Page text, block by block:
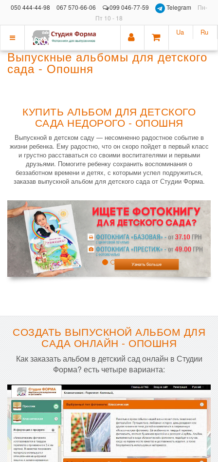
050 444-44-98 067 570-66-06 099 046-77-59 Telegram
Пн-
Пт 10 - 18
Показать
меню
Ua Ru
Выпускные альбомы для детского
сада - Опошня
КУПИТЬ АЛЬБОМ ДЛЯ ДЕТСКОГО
САДА НЕДОРОГО - ОПОШНЯ
Выпускной в детском саду — несомненно радостное событие в
жизни ребенка. Ему радостно, что он скоро пойдет в первый класс
и грустно расставаться со своими воспитателями и первыми
друзьями. Помогите ребенку сохранить воспоминания о
беззаботном времени и детях, с которыми успел подружиться,
заказав выпускной альбом для детского сада от Студии Форма.
СОЗДАТЬ ВЫПУСКНОЙ АЛЬБОМ ДЛЯ
САДА ОНЛАЙН - ОПОШНЯ
Как заказать альбом в детский сад онлайн в Студии
Форма? есть четыре варианта: